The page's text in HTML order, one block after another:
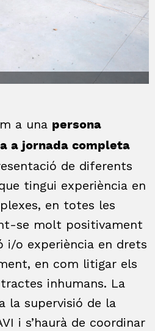
a una persona
a jornada completa
de diferents
tingui experiència en
en totes les
se molt positivament
i/o experiència en drets
en com litigar els
inhumans. La
la supervisió de la
i s’haurà de coordinar